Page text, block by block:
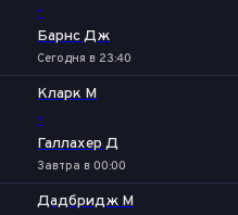
-
Барнс Дж
Сегодня в 23:40
Кларк М
-
Галлахер Д
Завтра в 00:00
Дадбридж М